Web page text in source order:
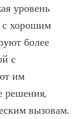
уровень
с хорошим
более
с
им
решения,
вызовам.